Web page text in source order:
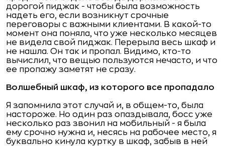
дорогой пиджак - чтобы была возможность
надеть его, если возникнут срочные
переговоры с важными клиентами. В какой-то
момент она поняла, что уже несколько месяцев
не видела свой пиджак. Перерыла весь шкаф и
не нашла. Он так и пропал. Видимо, кто-то
вычислил, что вещью пользуются нечасто, и что
ее пропажу заметят не сразу.
Волшебный шкаф, из которого все пропадало
Я запомнила этот случай и, в общем-то, была
настороже. Но один раз опаздывала, босс уже
несколько раз звонил на мобильный - я была
ему срочно нужна и, несясь на рабочее место, я
буквально кинула куртку в шкаф, забыв в ней